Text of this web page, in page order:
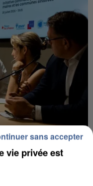
LANCE UN ÉLAN
vie privée est
sans accepter